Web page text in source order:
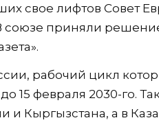
свое лифтов Совет
союзе приняли
рабочий цикл
15 февраля 2030-го.
Кыргызстана, а в